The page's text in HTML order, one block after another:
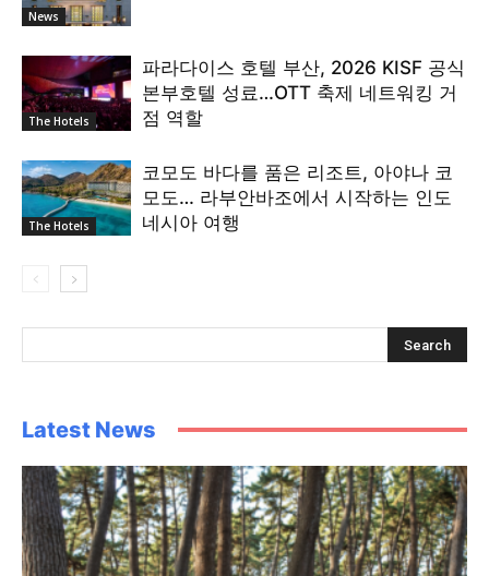
News
The Hotels
파라다이스 호텔 부산, 2026 KISF 공식
본부호텔 성료…OTT 축제 네트워킹 거
점 역할
The Hotels
코모도 바다를 품은 리조트, 아야나 코
모도… 라부안바조에서 시작하는 인도
네시아 여행
Latest News